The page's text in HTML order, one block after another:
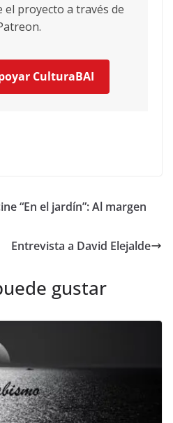
el proyecto a través de
CulturaBAI
“En el jardín”: Al margen
Entrevista a David Elejalde
gustar